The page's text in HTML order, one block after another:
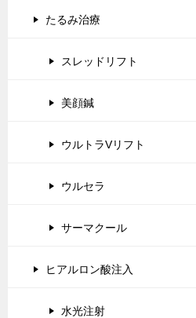
たるみ治療
スレッドリフト
美顔鍼
ウルトラVリフト
ウルセラ
サーマクール
ヒアルロン酸注入
水光注射